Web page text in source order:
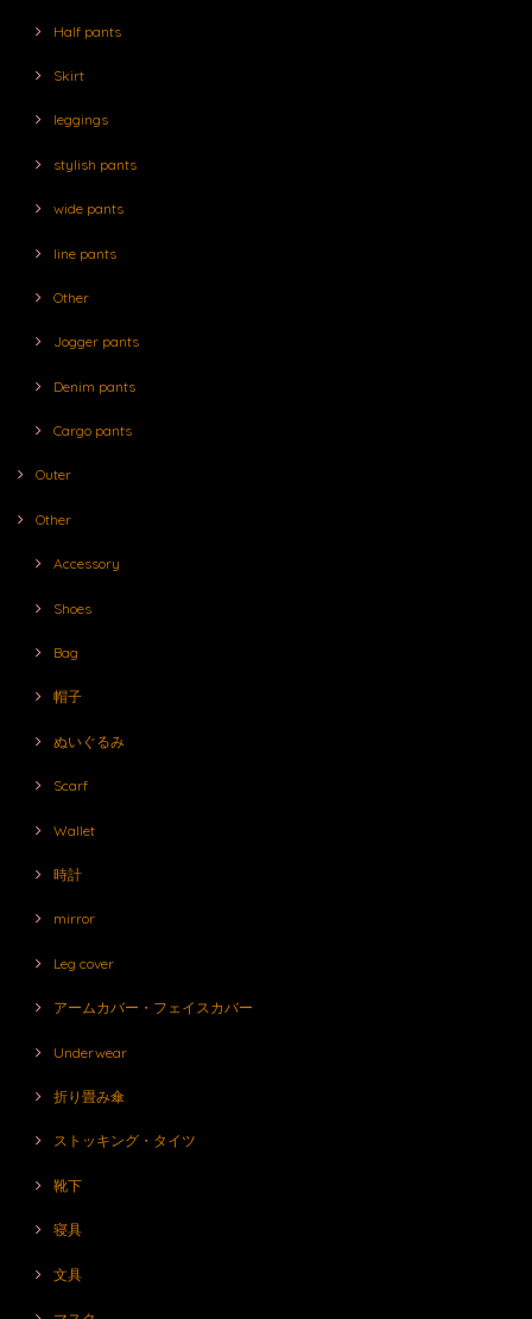
Half pants
Skirt
leggings
stylish pants
wide pants
line pants
Other
Jogger pants
Denim pants
Cargo pants
Outer
Other
Accessory
Shoes
Bag
帽子
ぬいぐるみ
Scarf
Wallet
時計
mirror
Leg cover
アームカバー・フェイスカバー
Underwear
折り畳み傘
ストッキング・タイツ
靴下
寝具
文具